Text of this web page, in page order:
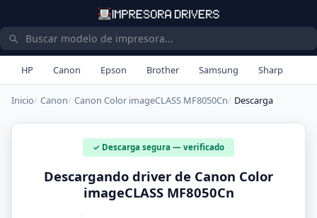
HP Canon Epson Brother Samsung Sharp
Inicio Canon Canon Color imageCLASS MF8050Cn Descarga
✓ Descarga segura — verificado
Descargando driver de Canon Color
imageCLASS MF8050Cn